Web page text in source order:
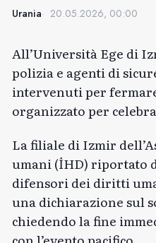
Urania 20.05.2026, 00:00
All’Università Ege di
polizia e agenti di
intervenuti per
organizzato per
La filiale di Izmir
umani (İHD)riportato
difensori dei diritti
una dichiarazione sul
chiedendo la fine
con l’evento pacifico.